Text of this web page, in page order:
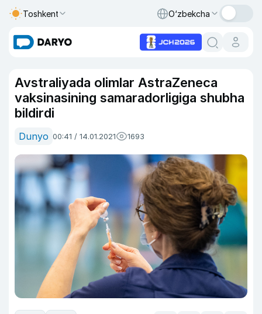
Toshkent O‘zbekcha
Avstraliyada olimlar AstraZeneca
vaksinasining samaradorligiga shubha
bildirdi
Dunyo 00:41 / 14.01.2021 1693